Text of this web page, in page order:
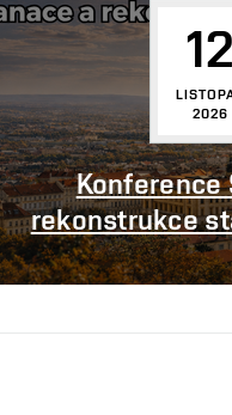
12
2026
Konference
rekonstrukce